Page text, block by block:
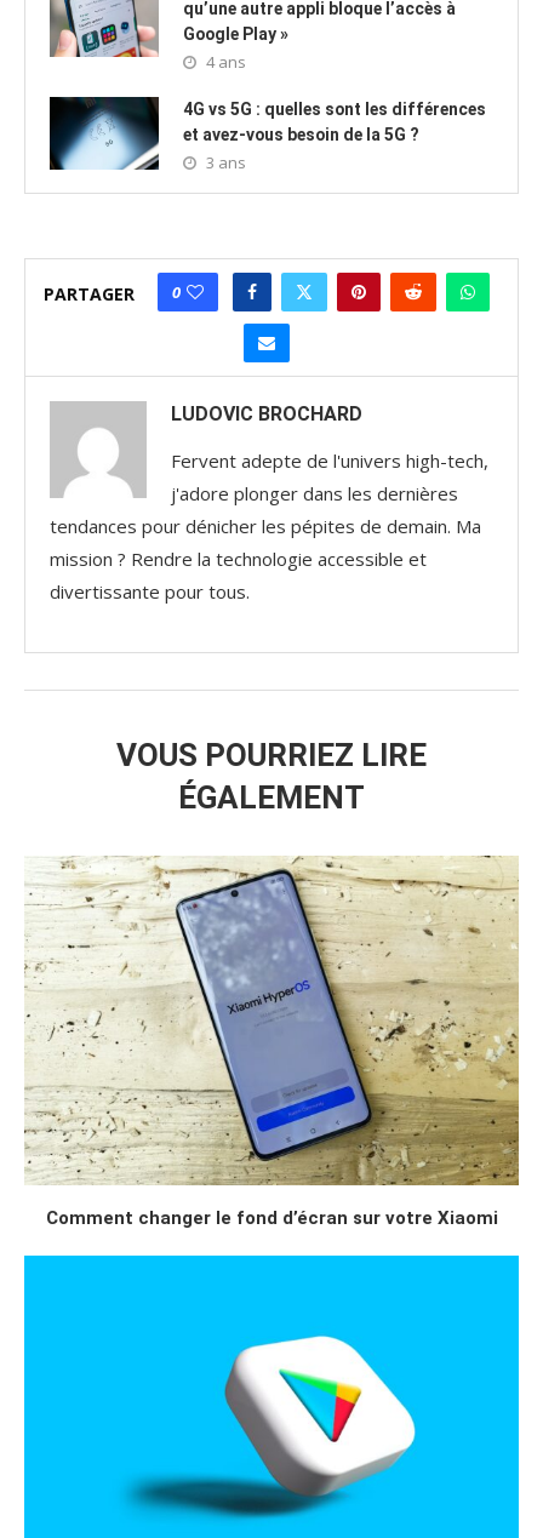
qu’une autre appli bloque l’accès à
Google Play »
4 ans
4G vs 5G : quelles sont les différences
et avez-vous besoin de la 5G ?
3 ans
PARTAGER 0
LUDOVIC BROCHARD
Fervent adepte de l'univers high-tech,
j'adore plonger dans les dernières
tendances pour dénicher les pépites de demain. Ma
mission ? Rendre la technologie accessible et
divertissante pour tous.
VOUS POURRIEZ LIRE
ÉGALEMENT
Comment changer le fond d’écran sur votre Xiaomi